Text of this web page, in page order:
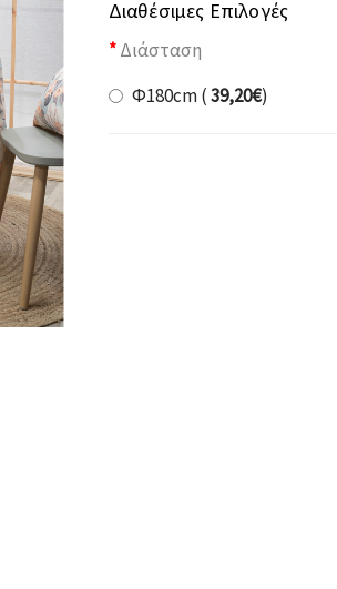
Διαθέσιμες Επιλογές
Διάσταση
Φ180cm (39,20€)